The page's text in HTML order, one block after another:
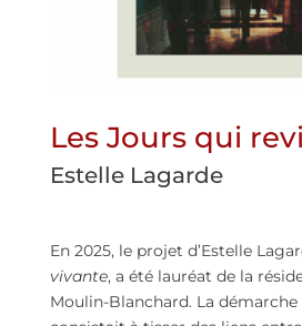
Les Jours qui
Estelle Lagarde
En 2025, le projet d’Estelle
vivante, a été lauréat de la
Moulin-Blanchard. La démarche